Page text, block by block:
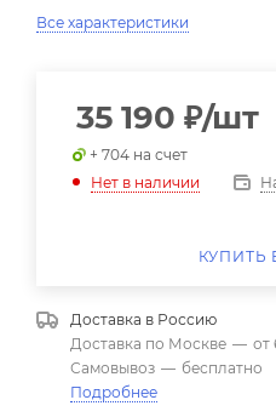
Все характеристики
35 190 ₽/шт
+ 704 на счет
Нет в наличии
КУПИТЬ
Доставка в Россию
Доставка по Москве — от
Самовывоз — бесплатно
Подробнее